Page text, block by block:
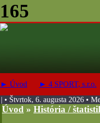
165
► Úvod ► 4 SPORT, s.r.o.
| • Štvrtok, 6. augusta 2026 •
Úvod » História /